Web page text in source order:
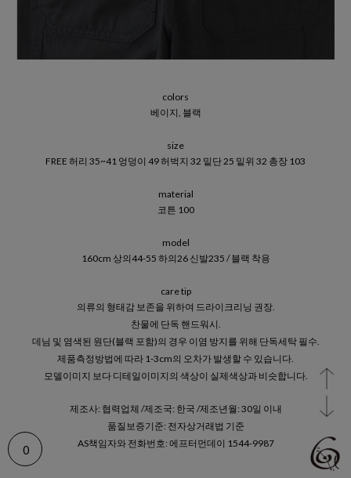
0
colors
베이지, 블랙
size
FREE 허리 35~41 엉덩이 49 허벅지 32 밑단 25 밑위 32 총장 103
material
코튼 100
model
160cm 상의44-55 하의26 신발235 / 블랙 착용
care tip
의류의 형태감 보존을 위하여 드라이크리닝 권장.
찬물에 단독 핸드워시.
데님 및 염색된 원단(블랙 포함)의 경우 이염 방지를 위해 단독세탁 필수.
제품측정방법에 따라 1-3cm의 오차가 발생할 수 있습니다.
모델이미지 보다 디테일이미지의 색상이 실제색상과 비슷합니다.
제조사: 협력업체 /제조국: 한국 /제조년월: 30일 이내
품질보증기준: 전자상거래법 기준
AS책임자와 전화번호: 에프터먼데이 1544-9987